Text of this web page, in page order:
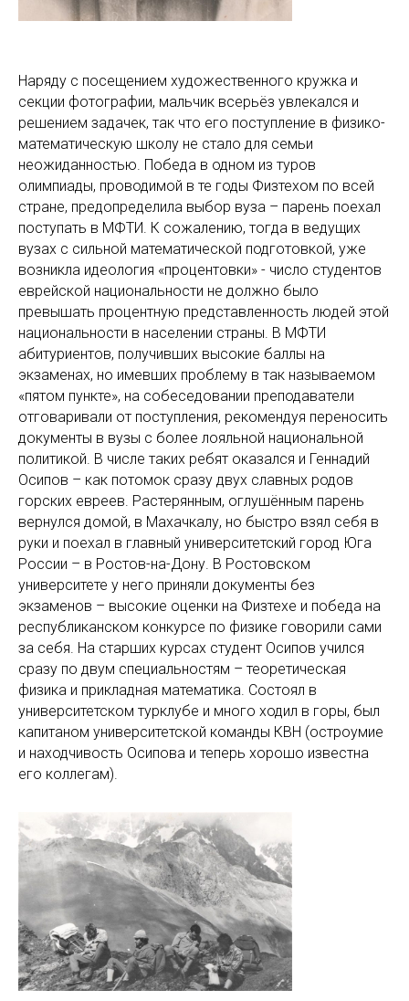
Наряду с посещением художественного кружка и
секции фотографии, мальчик всерьёз увлекался и
решением задачек, так что его поступление в физико-
математическую школу не стало для семьи
неожиданностью. Победа в одном из туров
олимпиады, проводимой в те годы Физтехом по всей
стране, предопределила выбор вуза – парень поехал
поступать в МФТИ. К сожалению, тогда в ведущих
вузах с сильной математической подготовкой, уже
возникла идеология «процентовки» - число студентов
еврейской национальности не должно было
превышать процентную представленность людей этой
национальности в населении страны. В МФТИ
абитуриентов, получивших высокие баллы на
экзаменах, но имевших проблему в так называемом
«пятом пункте», на собеседовании преподаватели
отговаривали от поступления, рекомендуя переносить
документы в вузы с более лояльной национальной
политикой. В числе таких ребят оказался и Геннадий
Осипов – как потомок сразу двух славных родов
горских евреев. Растерянным, оглушённым парень
вернулся домой, в Махачкалу, но быстро взял себя в
руки и поехал в главный университетский город Юга
России – в Ростов-на-Дону. В Ростовском
университете у него приняли документы без
экзаменов – высокие оценки на Физтехе и победа на
республиканском конкурсе по физике говорили сами
за себя. На старших курсах студент Осипов учился
сразу по двум специальностям – теоретическая
физика и прикладная математика. Состоял в
университетском турклубе и много ходил в горы, был
капитаном университетской команды КВН (остроумие
и находчивость Осипова и теперь хорошо известна
его коллегам).